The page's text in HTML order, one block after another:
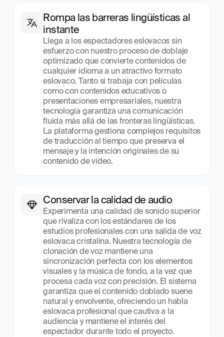
Rompa las barreras lingüísticas al
instante
Llega a los espectadores eslovacos sin
esfuerzo con nuestro proceso de doblaje
optimizado que convierte contenidos de
cualquier idioma a un atractivo formato
eslovaco. Tanto si trabaja con películas
como con contenidos educativos o
presentaciones empresariales, nuestra
tecnología garantiza una comunicación
fluida más allá de las fronteras lingüísticas.
La plataforma gestiona complejos requisitos
de traducción al tiempo que preserva el
mensaje y la intención originales de su
contenido de vídeo.
Conservar la calidad de audio
Experimenta una calidad de sonido superior
que rivaliza con los estándares de los
estudios profesionales con una salida de voz
eslovaca cristalina. Nuestra tecnología de
clonación de voz mantiene una
sincronización perfecta con los elementos
visuales y la música de fondo, a la vez que
procesa cada voz con precisión. El sistema
garantiza que el contenido doblado suene
natural y envolvente, ofreciendo un habla
eslovaca profesional que cautiva a la
audiencia y mantiene el interés del
espectador durante todo el proyecto.